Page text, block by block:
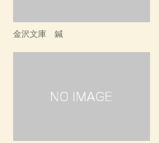
金沢文庫 鍼